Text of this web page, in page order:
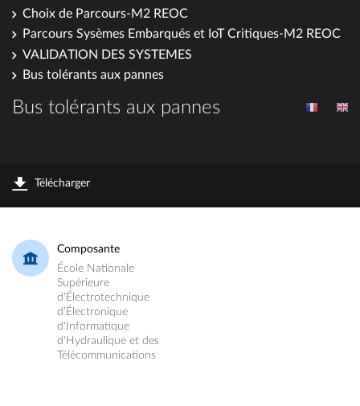
Choix de Parcours-M2 REOC
Parcours Sysèmes Embarqués et IoT Critiques-M2 REOC
VALIDATION DES SYSTEMES
Bus tolérants aux pannes
Bus tolérants aux pannes
Télécharger
Composante
École Nationale
Supérieure
d'Électrotechnique
d'Électronique
d'Informatique
d'Hydraulique et des
Télécommunications